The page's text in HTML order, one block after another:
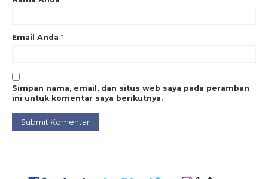
Email Anda *
Simpan nama, email, dan situs web saya pada peramban
ini untuk komentar saya berikutnya.